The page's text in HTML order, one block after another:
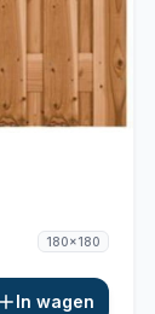
180x180
In wagen